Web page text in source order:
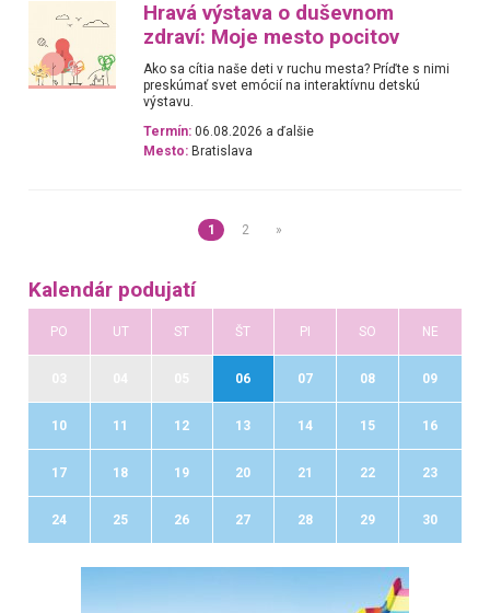
Hravá výstava o duševnom
zdraví: Moje mesto pocitov
Ako sa cítia naše deti v ruchu mesta? Príďte s nimi
preskúmať svet emócií na interaktívnu detskú
výstavu.
Termín: 06.08.2026 a ďalšie
Mesto: Bratislava
1 2 »
Kalendár podujatí
PO UT ST ŠT PI SO NE
06 07 08 09
10 11 12 13 14 15 16
17 18 19 20 21 22 23
24 25 26 27 28 29 30